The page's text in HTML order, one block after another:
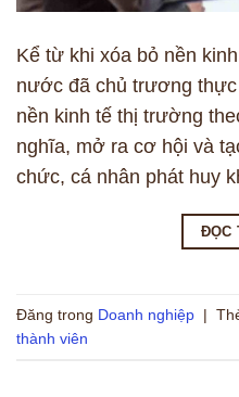
Kể từ khi xóa bỏ nền
nước đã chủ trương
nền kinh tế thị trường
nghĩa, mở ra cơ hội và
chức, cá nhân phát huy
ĐỌC
Đăng trong Doanh nghiệp |
thành viên